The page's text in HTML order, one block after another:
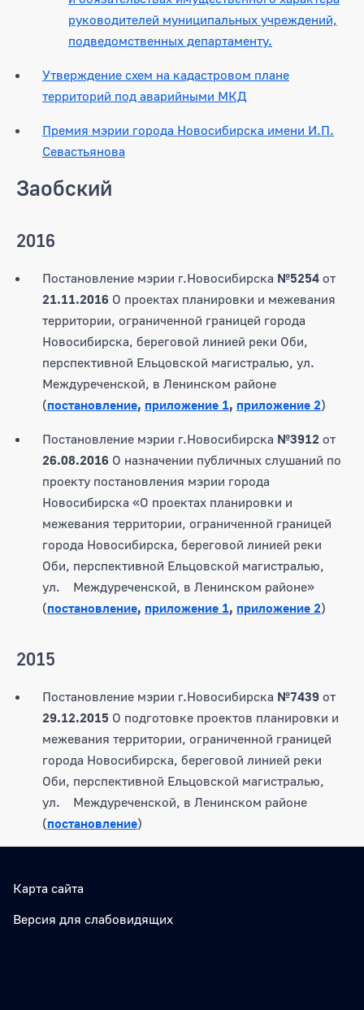
руководителей муниципальных учреждений,
подведомственных департаменту.
Утверждение схем на кадастровом плане
территорий под аварийными МКД
Премия мэрии города Новосибирска имени И.П.
Севастьянова
Заобский
2016
Постановление мэрии г.Новосибирска №5254 от
21.11.2016 О проектах планировки и межевания
территории, ограниченной границей города
Новосибирска, береговой линией реки Оби,
перспективной Ельцовской магистралью, ул.
Междуреченской, в Ленинском районе
(постановление, приложение 1, приложение 2)
Постановление мэрии г.Новосибирска №3912 от
26.08.2016 О назначении публичных слушаний по
проекту постановления мэрии города
Новосибирска «О проектах планировки и
межевания территории, ограниченной границей
города Новосибирска, береговой линией реки
Оби, перспективной Ельцовской магистралью,
ул. Междуреченской, в Ленинском районе»
(постановление, приложение 1, приложение 2)
2015
Постановление мэрии г.Новосибирска №7439 от
29.12.2015 О подготовке проектов планировки и
межевания территории, ограниченной границей
города Новосибирска, береговой линией реки
Оби, перспективной Ельцовской магистралью,
ул. Междуреченской, в Ленинском районе
(постановление)
Карта сайта
Версия для слабовидящих